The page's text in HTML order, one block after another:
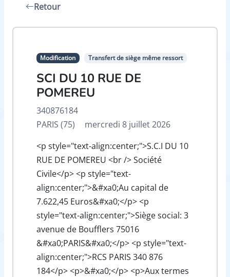
Retour
Modification Transfert de siège même ressort
SCI DU 10 RUE DE
POMEREU
340876184
PARIS (75)
mercredi 8 juillet 2026
<p style="text-align:center;">S.C.I DU 10
RUE DE POMEREU <br /> Société
Civile</p> <p style="text-
align:center;">&#xa0;Au capital de
7.622,45 Euros&#xa0;</p> <p
style="text-align:center;">Siège social: 3
avenue de Boufflers 75016
&#xa0;PARIS&#xa0;</p> <p style="text-
align:center;">RCS PARIS 340 876
184</p> <p>&#xa0;</p> <p>Aux termes